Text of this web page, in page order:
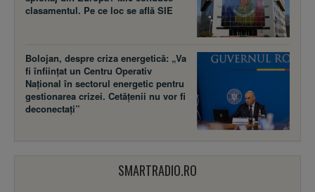
clasamentul. Pe ce loc se află SIE
Bolojan, despre criza energetică: „Va
fi înființat un Centru Operativ
Național în sectorul energetic pentru
gestionarea crizei. Cetățenii nu vor fi
deconectați”
SMARTRADIO.RO